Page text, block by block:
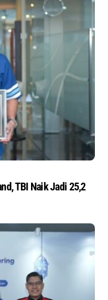
TBI Naik Jadi 25,2